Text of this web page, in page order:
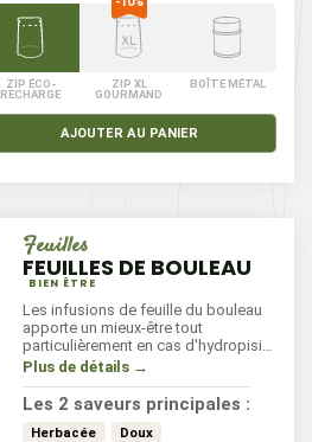
ZIP ÉCO-
RECHARGE
ZIP XL
GOURMAND
BOÎTE MÉTAL
AJOUTER AU PANIER
Feuilles
FEUILLES DE BOULEAU
BIEN ÊTRE
Les infusions de feuille du bouleau
apporte un mieux-être tout
particulièrement en cas d'hydropisie,
de rhumatisme, d'arthrite, de goutte
Plus de détails →
Les 2 saveurs principales :
Herbacée Doux